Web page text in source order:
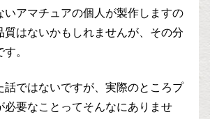
いアマチュアの個人が製作しますの
質はないかもしれませんが、その分
。
話ではないですが、実際のところプ
必要なことってそんなにありませ